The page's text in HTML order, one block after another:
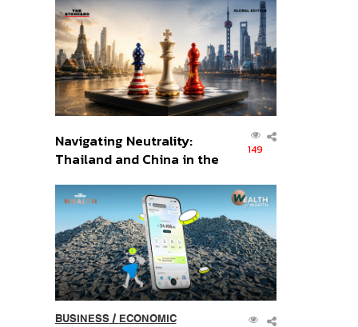
ส่วนยุทธศาสตร์ไทย –
อินโดนีเซีย
Navigating Neutrality:
Thailand and China in the
Order
149
BUSINESS/ ECONOMIC